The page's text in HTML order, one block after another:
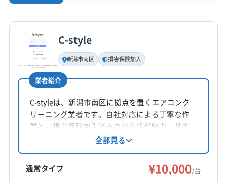
C-style
新潟市南区 損害保険加入
業者紹介
C-styleは、新潟市南区に拠点を置くエアコンク
リーニング業者です。自社対応による丁寧な作
業と、損害保険加入済みの安心感が魅力。基本
料金は10000円/台で、お掃除機能付きや室外機
洗浄などのオプションも用意されています。土
日祝日も対応可能で、お盆や正月は定休日で
す。
全部見る
通常タイプ ¥10,000/台